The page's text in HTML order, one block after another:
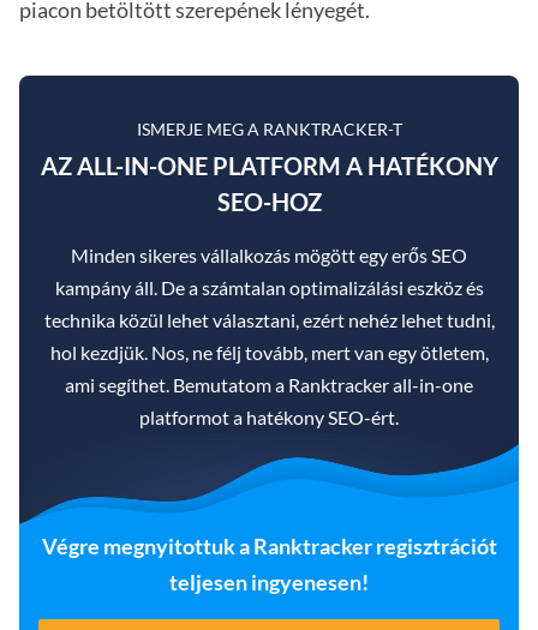
piacon betöltött szerepének lényegét.
ISMERJE MEG A RANKTRACKER-T
AZ ALL-IN-ONE PLATFORM A HATÉKONY
SEO-HOZ
Minden sikeres vállalkozás mögött egy erős SEO
kampány áll. De a számtalan optimalizálási eszköz és
technika közül lehet választani, ezért nehéz lehet tudni,
hol kezdjük. Nos, ne félj tovább, mert van egy ötletem,
ami segíthet. Bemutatom a Ranktracker all-in-one
platformot a hatékony SEO-ért.
Végre megnyitottuk a Ranktracker regisztrációt
teljesen ingyenesen!